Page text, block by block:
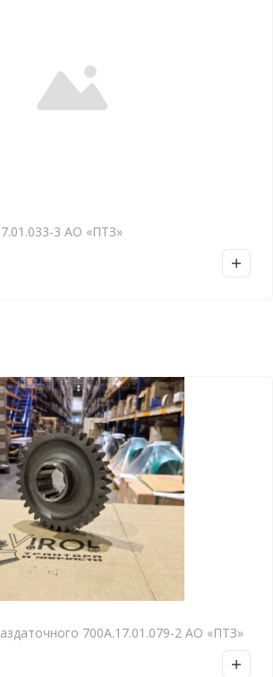
3 АО «ПТЗ»
700А.17.01.079-2 АО «ПТЗ»